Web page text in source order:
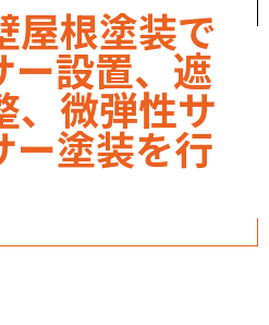
屋根塗装で
ー設置、遮
、微弾性サ
ー塗装を行